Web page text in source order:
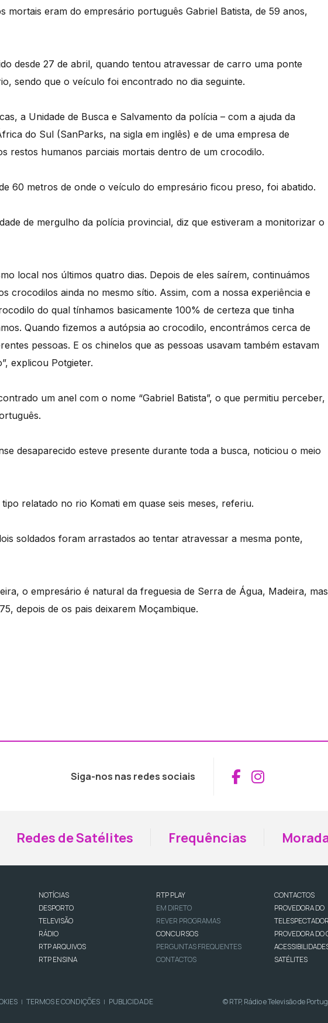
mortais eram do empresário português Gabriel Batista, de 59 anos,
desde 27 de abril, quando tentou atravessar de carro uma ponte
sendo que o veículo foi encontrado no dia seguinte.
a Unidade de Busca e Salvamento da polícia – com a ajuda da
do Sul (SanParks, na sigla em inglês) e de uma empresa de
restos humanos parciais mortais dentro de um crocodilo.
60 metros de onde o veículo do empresário ficou preso, foi abatido.
de mergulho da polícia provincial, diz que estiveram a monitorizar o
local nos últimos quatro dias. Depois de eles saírem, continuámos
crocodilos ainda no mesmo sítio. Assim, com a nossa experiência e
do qual tínhamos basicamente 100% de certeza que tinha
Quando fizemos a autópsia ao crocodilo, encontrámos cerca de
pessoas. E os chinelos que as pessoas usavam também estavam
explicou Potgieter.
um anel com o nome “Gabriel Batista”, o que permitiu perceber,
desaparecido esteve presente durante toda a busca, noticiou o meio
relatado no rio Komati em quase seis meses, referiu.
soldados foram arrastados ao tentar atravessar a mesma ponte,
o empresário é natural da freguesia de Serra de Água, Madeira, mas
depois de os pais deixarem Moçambique.
Siga-nos nas redes sociais Aceder ao
Aceder
Redes de Satélites Frequências
NOTÍCIAS
DESPORTO
TELEVISÃO
RÁDIO
RTP ARQUIVOS
RTP ENSINA
RTP PLAY
EM DIRETO
REVER PROGRAMAS
CONCURSOS
PERGUNTAS FREQUENTES
CONTACTOS
CONTACTOS
PROVEDORA DO
TELESPECTADOR
PROVEDORA DO
SATÉLITES
| TERMOS E CONDIÇÕES | PUBLICIDADE © RTP, Rádio e Televisão de